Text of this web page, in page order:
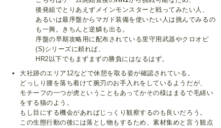
後発組でとりあえずメインモンスターと戦ってみたい人、
あるいは最序盤からマガド装備を使いたい人は挑んでみるの
も一興。きちんと逆鱗も出る。
序盤の早期攻略用に配布されている里守用武器やクロオビ
(S)シリーズに頼れば、
HR2以下でもまずまずの勝負にはなるはず。
大社跡のエリア12などで休憩を取る姿が確認されている。
どっしり腰を落ち着けて腕刃のお手入れをしているようだが、
モチーフの一つが虎ということもあってかその様はまるで毛繕い
をする猫のよう。
もし目にする機会があればじっくり観察するのも良いだろう。
この生態行動の後には落とし物もするため、素材集めと言う観点